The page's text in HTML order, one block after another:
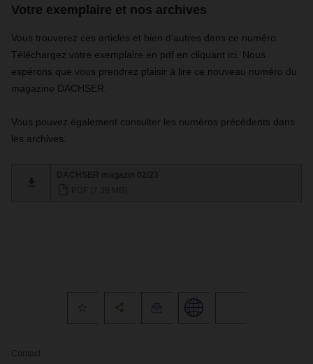
Votre exemplaire et nos archives
Vous trouverez ces articles et bien d'autres dans ce numéro.
Téléchargez votre exemplaire en pdf en cliquant ici. Nous
espérons que vous prendrez plaisir à lire ce nouveau numéro du
magazine DACHSER.
Vous pouvez également consulter les numéros précédents dans
les archives.
Contact